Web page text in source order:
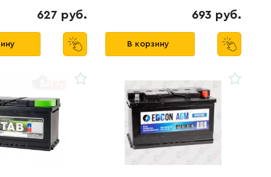
627 руб. 693 руб.
В корзину